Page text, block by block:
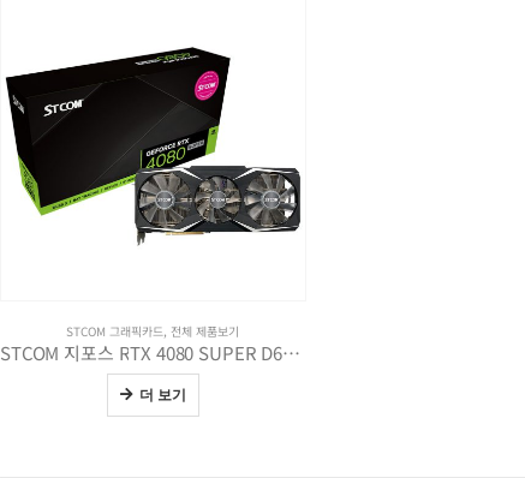
STCOM 그래픽카드, 전체 제품보기
STCOM 지포스 RTX 4080 SUPER D6X 16GB
더 보기